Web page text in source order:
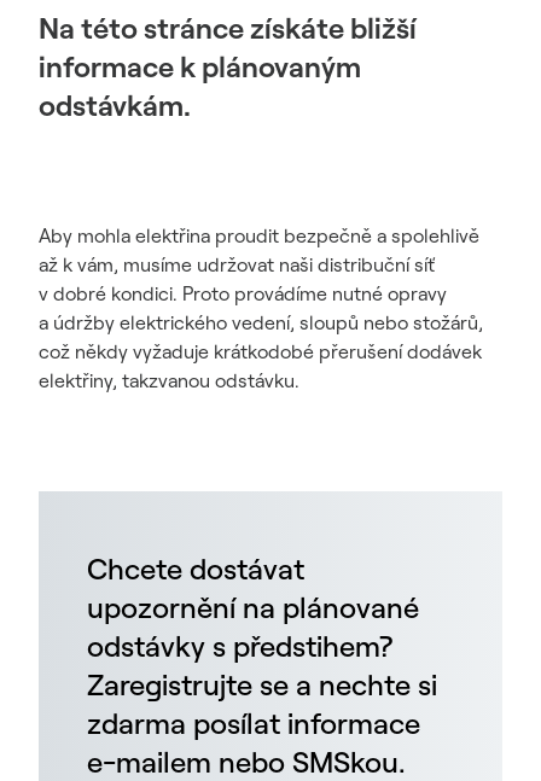
Na této stránce získáte bližší
informace k plánovaným
odstávkám.
Aby mohla elektřina proudit bezpečně a spolehlivě
až k vám, musíme udržovat naši distribuční síť
v dobré kondici. Proto provádíme nutné opravy
a údržby elektrického vedení, sloupů nebo stožárů,
což někdy vyžaduje krátkodobé přerušení dodávek
elektřiny, takzvanou odstávku.
Chcete dostávat
upozornění na plánované
odstávky s předstihem?
Zaregistrujte se a nechte si
zdarma posílat informace
e-mailem nebo SMSkou.